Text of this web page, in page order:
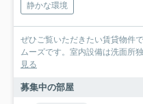
静かな環境
ぜひご覧いただきたい賃貸物件
ムーズです。室内設備は洗面所
見る
募集中の部屋